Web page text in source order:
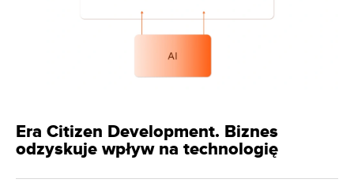
Era Citizen Development. Biznes
odzyskuje wpływ na technologię